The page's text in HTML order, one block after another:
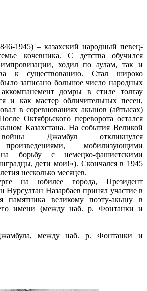
1945) – казахский народный певец-
кочевника. С детства обучился
ходил по аулам, так и
к существованию. Стал широко
записано большое число народных
домры в стиле толгау
и как мастер обличительных песен,
в соревнованиях акынов (айтысах)
Октябрьского переворота остался
Казахстана. На события Великой
войны Джамбул откликнулся
произведениями, мобилизующими
борьбу с немецко-фашистскими
дети мои!»). Скончался в 1945
несколько месяцев.
на юбилее города, Президент
Нурсултан Назарбаев принял участие в
памятника великому поэту-акыну в
имени (между наб. р. Фонтанки и
между наб. р. Фонтанки и